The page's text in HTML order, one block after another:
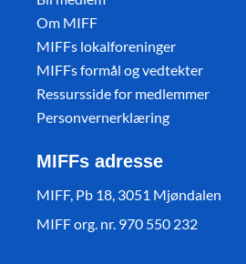
Om MIFF
MIFFs lokalforeninger
MIFFs formål og vedtekter
Ressursside for medlemmer
Personvernerklæring
MIFFs adresse
MIFF, Pb 18, 3051 Mjøndalen
MIFF org. nr. 970 550 232